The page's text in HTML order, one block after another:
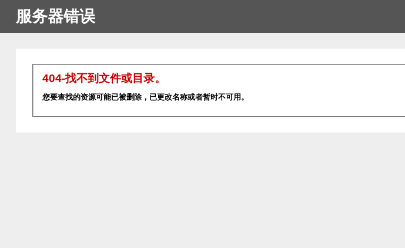
服务器错误
404-找不到文件或目录。
您要查找的资源可能已被删除，已更改名称或者暂时不可用。